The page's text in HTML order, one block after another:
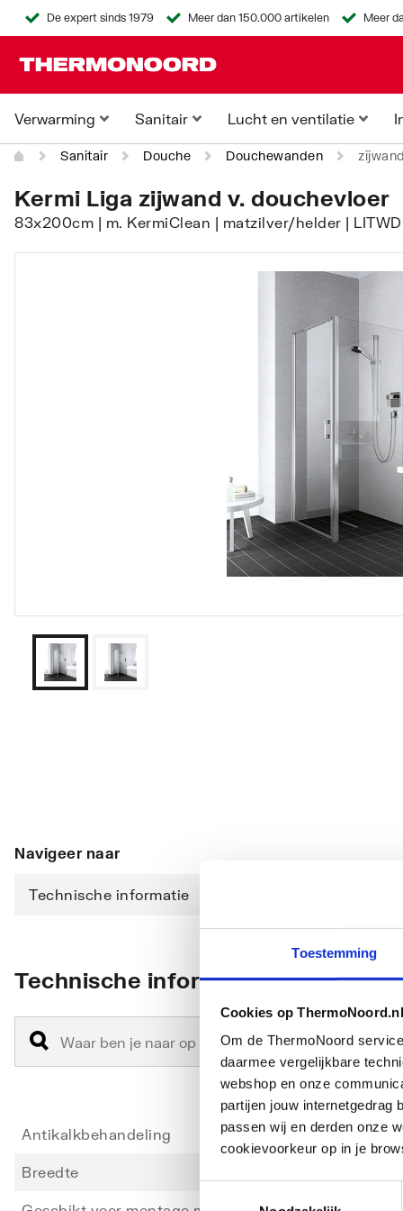
Toestemming
Cookies op ThermoNoord.nl
Om de ThermoNoord
daarmee vergelijkbare
webshop en onze
partijen jouw internetgedrag
passen wij en derden onze
cookievoorkeur op in je
De expert sinds 1979 Meer dan 150.000 artikelen Meer
Verwarming Sanitair Lucht en ventilatie
Sanitair Douche Douchewanden
Kermi Liga zijwand v. douchevloer
83x200cm | m. KermiClean | matzilver/helder |
Navigeer naar
Technische informatie
Technische informatie
Antikalkbehandeling Ja
Breedte